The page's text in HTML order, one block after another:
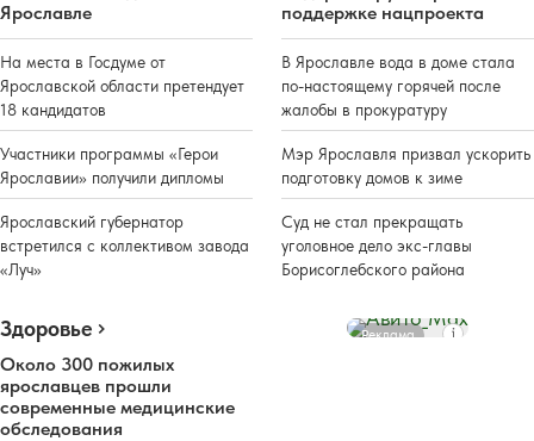
Ярославле
На места в Госдуме от
Ярославской области претендует
18 кандидатов
Участники программы «Герои
Ярославии» получили дипломы
Ярославский губернатор
встретился с коллективом завода
«Луч»
поддержке нацпроекта
В Ярославле вода в доме стала
по-настоящему горячей после
жалобы в прокуратуру
Мэр Ярославля призвал ускорить
подготовку домов к зиме
Суд не стал прекращать
уголовное дело экс-главы
Борисоглебского района
Здоровье
Около 300 пожилых
ярославцев прошли
современные медицинские
обследования
Реклама